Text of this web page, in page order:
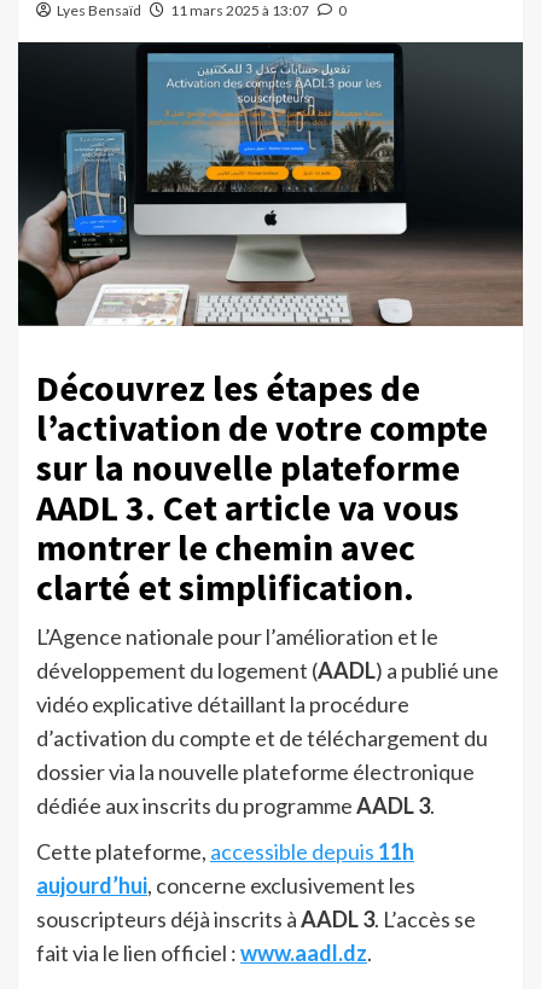
Lyes Bensaïd 11 mars 2025 à 13:07 0
Découvrez les étapes de
l’activation de votre compte
sur la nouvelle plateforme
AADL 3. Cet article va vous
montrer le chemin avec
clarté et simplification.
L’Agence nationale pour l’amélioration et le
développement du logement (AADL) a publié une
vidéo explicative détaillant la procédure
d’activation du compte et de téléchargement du
dossier via la nouvelle plateforme électronique
dédiée aux inscrits du programmeAADL 3.
Cette plateforme, accessible depuis 11h
aujourd’hui, concerne exclusivement les
souscripteurs déjà inscrits àAADL 3. L’accès se
fait via le lien officiel :www.aadl.dz.